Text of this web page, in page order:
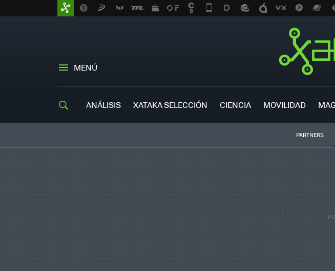
MENÚ
ANÁLISIS XATAKA SELECCIÓN CIENCIA MOVILIDAD
PARTNERS